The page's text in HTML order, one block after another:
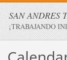
SAN ANDRES
¡TRABAJANDO